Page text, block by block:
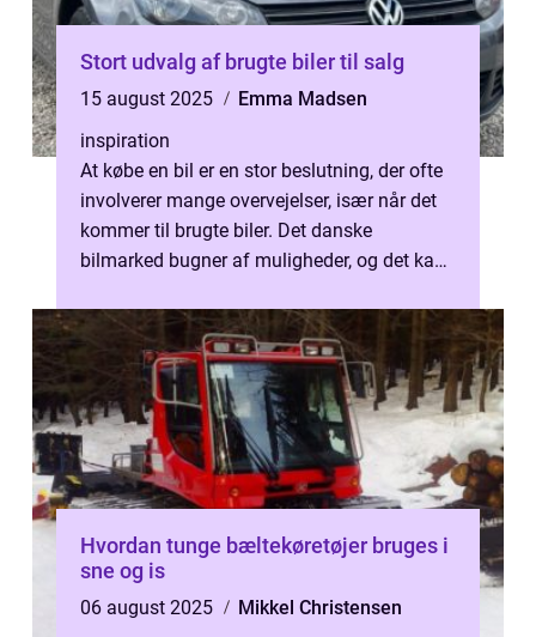
Stort udvalg af brugte biler til salg
15 august 2025
Emma Madsen
inspiration
At købe en bil er en stor beslutning, der ofte
involverer mange overvejelser, især når det
kommer til brugte biler. Det danske
bilmarked bugner af muligheder, og det kan
Hvordan tunge bæltekøretøjer bruges i
sne og is
06 august 2025
Mikkel Christensen